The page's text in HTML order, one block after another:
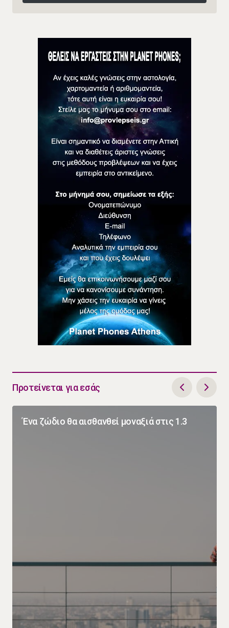
Follow on Instagram
Προτείνεται για εσάς
Ένα ζώδιο θα αισθανθεί μοναξιά στις 1.3